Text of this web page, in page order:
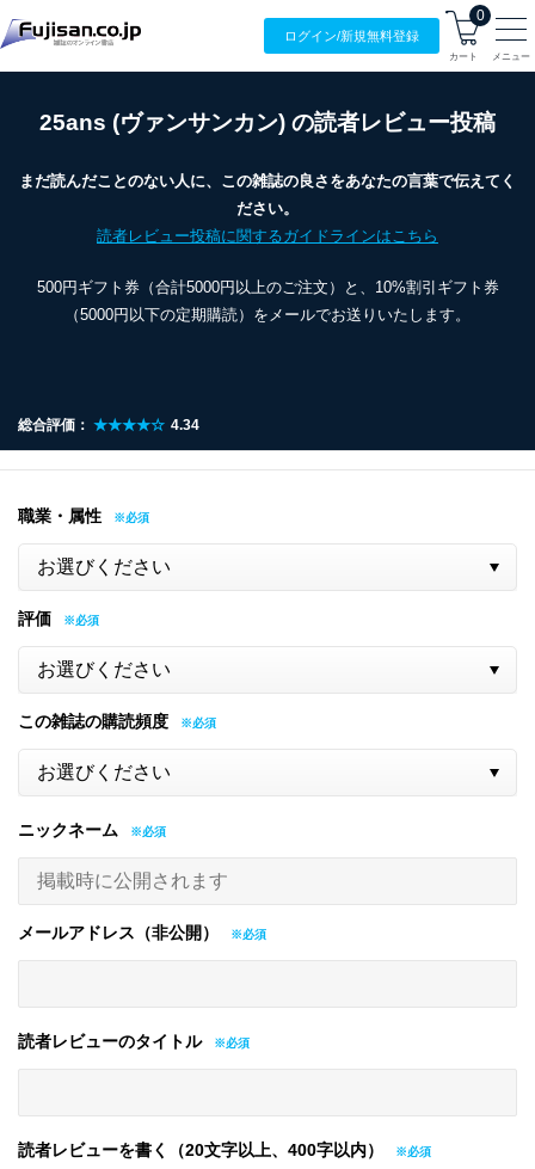
ログイン/新規無料登録
0
カート メニュー
25ans (ヴァンサンカン) の読者レビュー投稿
まだ読んだことのない人に、この雑誌の良さをあなたの言葉で伝えてく
ださい。
読者レビュー投稿に関するガイドラインはこちら
500円ギフト券（合計5000円以上のご注文）と、10%割引ギフト券
（5000円以下の定期購読）をメールでお送りいたします。
総合評価： ★★★★☆ 4.34
職業・属性
評価
この雑誌の購読頻度
ニックネーム
メールアドレス（非公開）
読者レビューのタイトル
読者レビューを書く（20文字以上、400字以内）